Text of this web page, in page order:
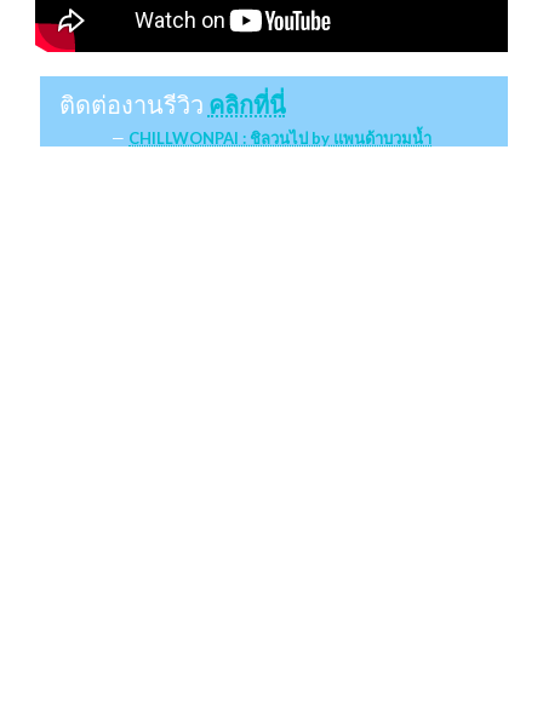
ติดต่องานรีวิว คลิกที่นี่
CHILLWONPAI : ชิลวนไป by แพนด้าบวมน้ำ